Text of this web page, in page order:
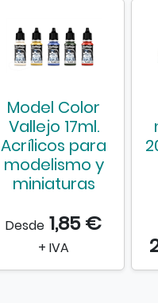
Model Color
Vallejo 17ml.
Acrílicos para
modelismo y
miniaturas
Desde 1,85 €
+ IVA